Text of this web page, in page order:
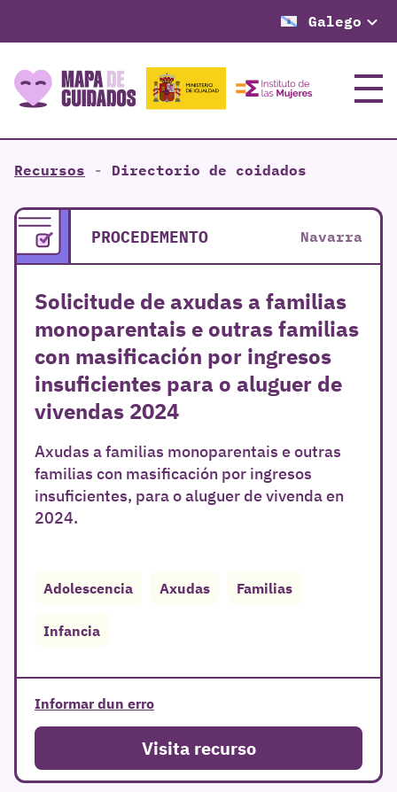
Galego
Menú
Recursos - Directorio de coidados
PROCEDEMENTO Navarra
Solicitude de axudas a familias
monoparentais e outras familias
con masificación por ingresos
insuficientes para o aluguer de
vivendas 2024
Axudas a familias monoparentais e outras
familias con masificación por ingresos
insuficientes, para o aluguer de vivenda en
2024.
Adolescencia Axudas Familias
Infancia
Informar dun erro
Visita recurso